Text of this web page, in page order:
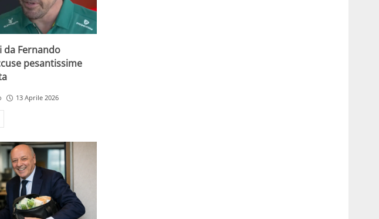
da Fernando
pesantissime
13 Aprile 2026